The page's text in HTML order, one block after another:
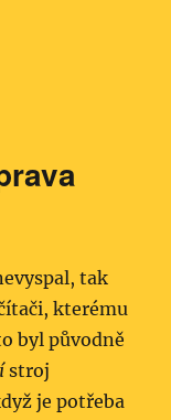
tak
kterému
byl původně
stroj
je potřeba